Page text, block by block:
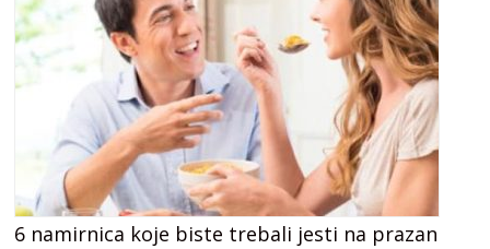
6 namirnica koje biste trebali jesti na prazan